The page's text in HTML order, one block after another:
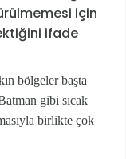
için
ifade
bölgeler başta
gibi sıcak
birlikte çok